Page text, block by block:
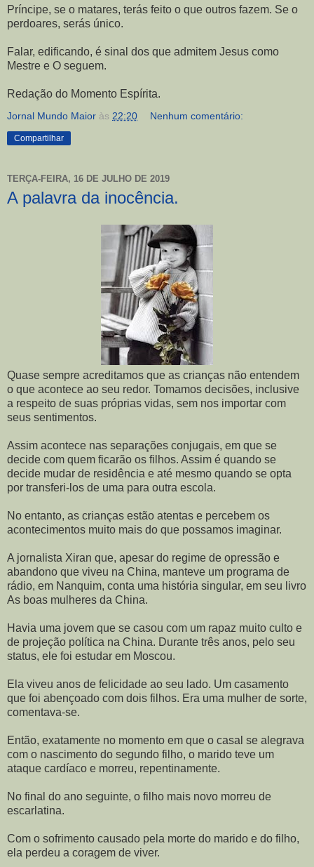
Príncipe, se o matares, terás feito o que outros fazem. Se o
perdoares, serás único.
Falar, edificando, é sinal dos que admitem Jesus como
Mestre e O seguem.
Redação do Momento Espírita.
Jornal Mundo Maior às 22:20 Nenhum comentário:
Compartilhar
TERÇA-FEIRA, 16 DE JULHO DE 2019
A palavra da inocência.
Quase sempre acreditamos que as crianças não entendem
o que acontece ao seu redor. Tomamos decisões, inclusive
a respeito de suas próprias vidas, sem nos importar com
seus sentimentos.
Assim acontece nas separações conjugais, em que se
decide com quem ficarão os filhos. Assim é quando se
decide mudar de residência e até mesmo quando se opta
por transferi-los de uma para outra escola.
No entanto, as crianças estão atentas e percebem os
acontecimentos muito mais do que possamos imaginar.
A jornalista Xiran que, apesar do regime de opressão e
abandono que viveu na China, manteve um programa de
rádio, em Nanquim, conta uma história singular, em seu livro
As boas mulheres da China.
Havia uma jovem que se casou com um rapaz muito culto e
de projeção política na China. Durante três anos, pelo seu
status, ele foi estudar em Moscou.
Ela viveu anos de felicidade ao seu lado. Um casamento
que foi abençoado com dois filhos. Era uma mulher de sorte,
comentava-se.
Então, exatamente no momento em que o casal se alegrava
com o nascimento do segundo filho, o marido teve um
ataque cardíaco e morreu, repentinamente.
No final do ano seguinte, o filho mais novo morreu de
escarlatina.
Com o sofrimento causado pela morte do marido e do filho,
ela perdeu a coragem de viver.